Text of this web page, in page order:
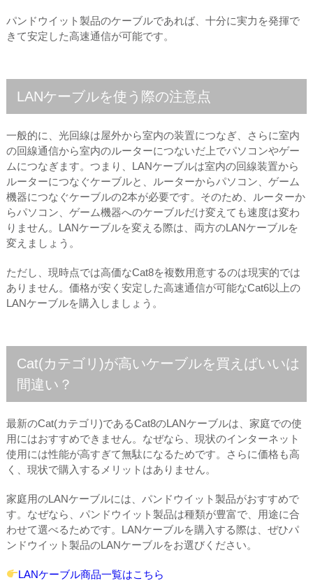
パンドウイット製品のケーブルであれば、十分に実力を発揮で
きて安定した高速通信が可能です。
LANケーブルを使う際の注意点
一般的に、光回線は屋外から室内の装置につなぎ、さらに室内
の回線通信から室内のルーターにつないだ上でパソコンやゲー
ムにつなぎます。つまり、LANケーブルは室内の回線装置から
ルーターにつなぐケーブルと、ルーターからパソコン、ゲーム
機器につなぐケーブルの2本が必要です。そのため、ルーターか
らパソコン、ゲーム機器へのケーブルだけ変えても速度は変わ
りません。LANケーブルを変える際は、両方のLANケーブルを
変えましょう。
ただし、現時点では高価なCat8を複数用意するのは現実的では
ありません。価格が安く安定した高速通信が可能なCat6以上の
LANケーブルを購入しましょう。
Cat(カテゴリ)が高いケーブルを買えばいいは
間違い？
最新のCat(カテゴリ)であるCat8のLANケーブルは、家庭での使
用にはおすすめできません。なぜなら、現状のインターネット
使用には性能が高すぎて無駄になるためです。さらに価格も高
く、現状で購入するメリットはありません。
家庭用のLANケーブルには、パンドウイット製品がおすすめで
す。なぜなら、パンドウイット製品は種類が豊富で、用途に合
わせて選べるためです。LANケーブルを購入する際は、ぜひパ
ンドウイット製品のLANケーブルをお選びください。
LANケーブル商品一覧はこちら